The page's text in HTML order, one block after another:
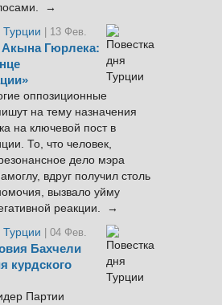
→
Турции
| 13 Фев.
Акына Гюрлека:
оппозиционные
на тему назначения
на ключевой пост в
То, что человек,
дело мэра
вдруг получил столь
вызвало уйму
реакции. →
Турции
| 04 Фев.
Бахчели
курдского
Партии